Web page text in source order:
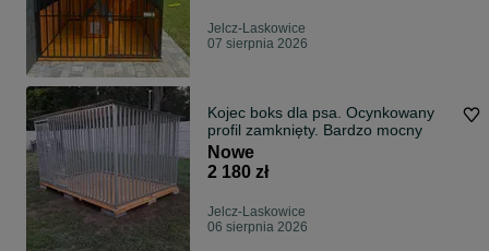
Jelcz-Laskowice
07 sierpnia 2026
Kojec boks dla psa. Ocynkowany
profil zamknięty. Bardzo mocny
Nowe
2 180 zł
Jelcz-Laskowice
06 sierpnia 2026